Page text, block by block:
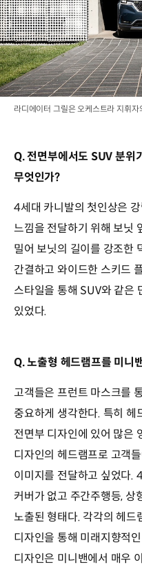
라디에이터 그릴은 오케스트라 지휘
Q. 전면부에서도 SUV 분위
무엇인가?
4세대 카니발의 첫인상은
느낌을 전달하기 위해 보닛
밀어 보닛의 길이를 강조한
간결하고 와이드한 스키드
스타일을 통해 SUV와 같은
있었다.
Q. 노출형 헤드램프를 미니
고객들은 프런트 마스크를
중요하게 생각한다. 특히 헤
전면부 디자인에 있어 많은
디자인의 헤드램프로 고객
이미지를 전달하고 싶었다.
커버가 없고 주간주행등, 상
노출된 형태다. 각각의 헤드
디자인을 통해 미래지향적
디자인은 미니밴에서 매우